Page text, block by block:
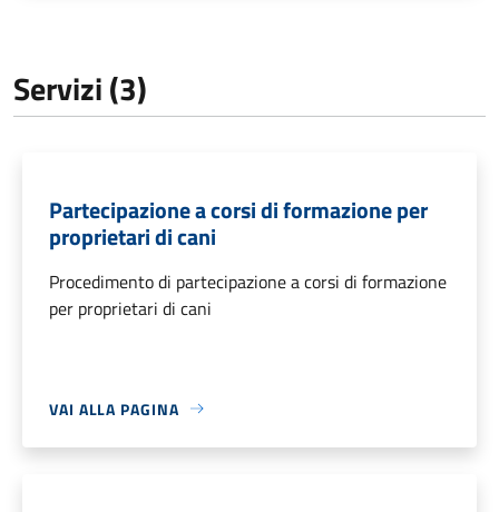
Servizi (3)
Partecipazione a corsi di formazione per
proprietari di cani
Procedimento di partecipazione a corsi di formazione
per proprietari di cani
VAI ALLA PAGINA